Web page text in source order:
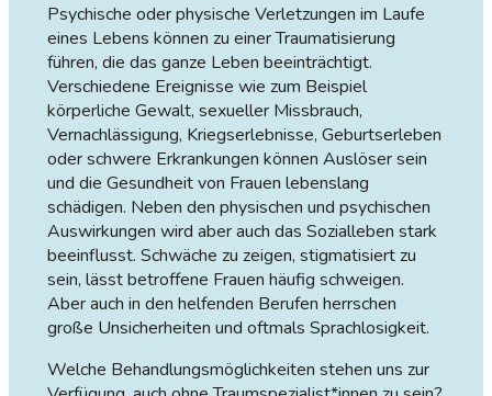
Psychische oder physische Verletzungen im Laufe
eines Lebens können zu einer Traumatisierung
führen, die das ganze Leben beeinträchtigt.
Verschiedene Ereignisse wie zum Beispiel
körperliche Gewalt, sexueller Missbrauch,
Vernachlässigung, Kriegserlebnisse, Geburtserleben
oder schwere Erkrankungen können Auslöser sein
und die Gesundheit von Frauen lebenslang
schädigen. Neben den physischen und psychischen
Auswirkungen wird aber auch das Sozialleben stark
beeinflusst. Schwäche zu zeigen, stigmatisiert zu
sein, lässt betroffene Frauen häufig schweigen.
Aber auch in den helfenden Berufen herrschen
große Unsicherheiten und oftmals Sprachlosigkeit.
Welche Behandlungsmöglichkeiten stehen uns zur